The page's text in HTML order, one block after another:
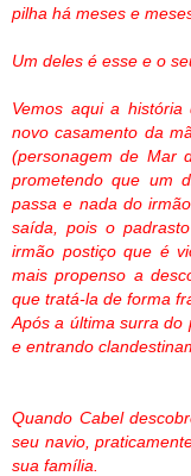
pilha há meses e
Um deles é esse e o
Vemos aqui a
novo casamento da
(personagem de Mar
prometendo que um
passa e nada do
saída, pois o
irmão postiço que é
mais propenso a
que tratá-la de forma
Após a última surra do
e entrando
Quando Cabel
seu navio,
sua família.